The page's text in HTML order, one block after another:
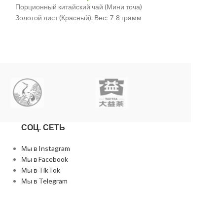
Порционный китайский чай (Мини точа)
Золотой лист (Красный). Вес: 7-8 грамм
СОЦ. СЕТЬ
Мы в Instagram
Мы в Facebook
Мы в TikTok
Мы в Telegram